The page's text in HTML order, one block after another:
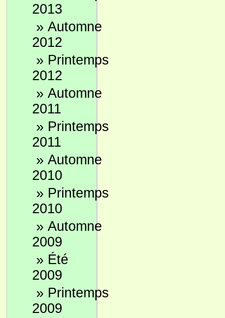
2013
» Automne
2012
» Printemps
2012
» Automne
2011
» Printemps
2011
» Automne
2010
» Printemps
2010
» Automne
2009
» Été
2009
» Printemps
2009